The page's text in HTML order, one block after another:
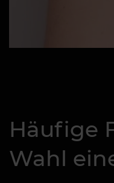
Häufige
Wahl